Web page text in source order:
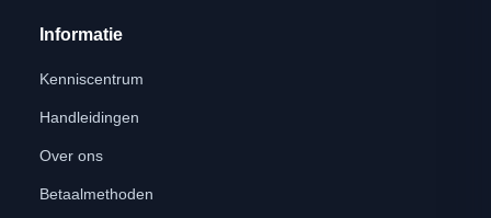
Informatie
Kenniscentrum
Handleidingen
Over ons
Betaalmethoden